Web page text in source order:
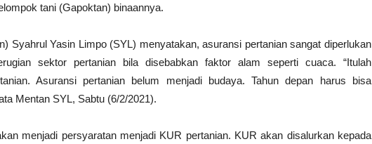
tani (Gapoktan) binaannya.
Syahrul Yasin Limpo (SYL) menyatakan, asuransi pertanian sangat diperlukan
sektor pertanian bila disebabkan faktor alam seperti cuaca. “Itulah
Asuransi pertanian belum menjadi budaya. Tahun depan harus bisa
Mentan SYL, Sabtu (6/2/2021).
menjadi persyaratan menjadi KUR pertanian. KUR akan disalurkan kepada